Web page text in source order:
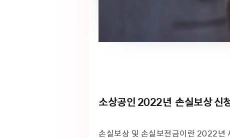
소상공인 2022년 손실보상 신
손실보상 및 손실보전금이란 2022년